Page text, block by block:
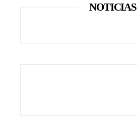
NOTICIAS